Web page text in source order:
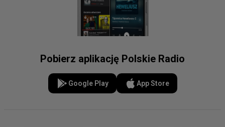
Pobierz aplikację Polskie Radio
Google Play App Store